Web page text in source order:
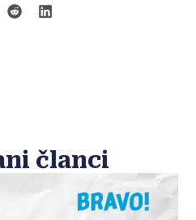
članci